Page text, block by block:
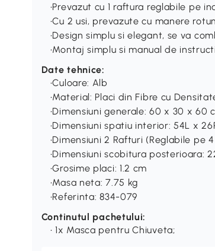
•Prevazut cu 1 raftura reglabile pe
•Cu 2 usi, prevazute cu manere
•Design simplu si elegant, se va
•Montaj simplu si manual de
Date tehnice:
•Culoare: Alb
•Material: Placi din Fibre cu
•Dimensiuni generale: 60 x 30 x 60
•Dimensiuni spatiu interior: 54L x
•Dimensiuni 2 Rafturi (Reglabile pe
•Dimensiuni scobitura posterioara:
•Grosime placi: 1.2 cm
•Masa neta: 7.75 kg
•Referinta: 834-079
Continutul pachetului:
• 1x Masca pentru Chiuveta;